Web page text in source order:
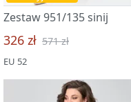
Zestaw 951/135 sinij
326 zł 571 zł
EU 52